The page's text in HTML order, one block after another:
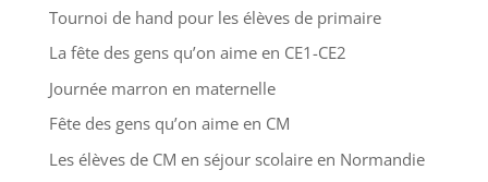
Tournoi de hand pour les élèves de primaire
La fête des gens qu’on aime en CE1-CE2
Journée marron en maternelle
Fête des gens qu’on aime en CM
Les élèves de CM en séjour scolaire en Normandie